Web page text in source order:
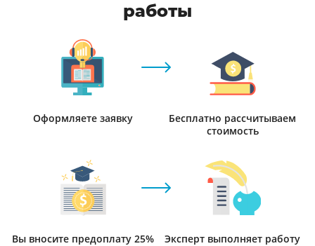
работы
Оформляете заявку
Бесплатно рассчитываем
стоимость
Вы вносите предоплату 25% Эксперт выполняет работу